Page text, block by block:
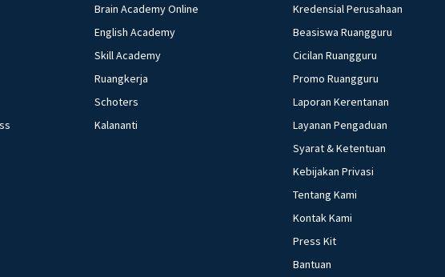
Brain Academy Online
English Academy
Skill Academy
Ruangkerja
Schoters
Kalananti
Kredensial Perusahaan
Beasiswa Ruangguru
Cicilan Ruangguru
Promo Ruangguru
Laporan Kerentanan
Layanan Pengaduan
Syarat & Ketentuan
Kebijakan Privasi
Tentang Kami
Kontak Kami
Press Kit
Bantuan